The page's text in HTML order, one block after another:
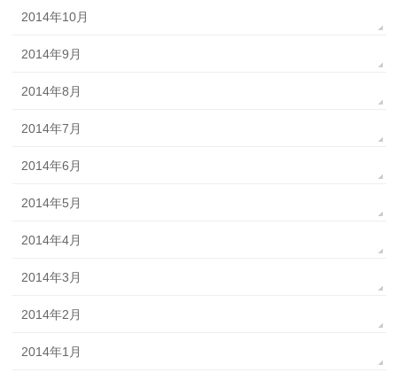
2014年10月
2014年9月
2014年8月
2014年7月
2014年6月
2014年5月
2014年4月
2014年3月
2014年2月
2014年1月